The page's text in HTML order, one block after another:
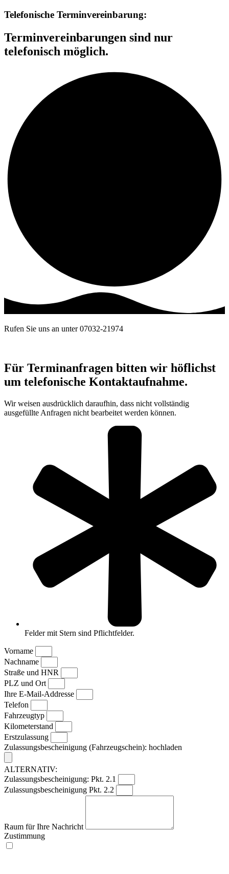
Telefonische Terminvereinbarung:
Terminvereinbarungen sind nur
telefonisch möglich.
Rufen Sie uns an unter 07032-21974
Für Terminanfragen bitten wir höflichst
um telefonische Kontaktaufnahme.
Wir weisen ausdrücklich daraufhin, dass nicht vollständig
ausgefüllte Anfragen nicht bearbeitet werden können.
Felder mit Stern sind Pflichtfelder.
Vorname
Nachname
Straße und HNR
PLZ und Ort
Ihre E-Mail-Addresse
Telefon
Fahrzeugtyp
Kilometerstand
Erstzulassung
Zulassungsbescheinigung (Fahrzeugschein): hochladen
ALTERNATIV:
Zulassungsbescheinigung: Pkt. 2.1
Zulassungsbescheinigung Pkt. 2.2
Raum für Ihre Nachricht
Zustimmung